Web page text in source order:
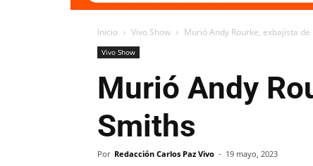
Inicio Vivo Show Murió Andy Rourke, exbajista
Vivo Show
Murió Andy
Smiths
Por Redacción Carlos Paz Vivo - 19 mayo, 2023